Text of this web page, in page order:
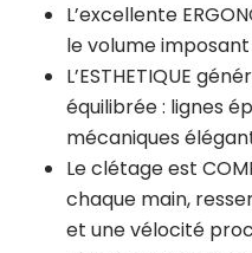
L’excellente
le volume
L’ESTHETIQUE
équilibrée : lignes
mécaniques
Le clétage est
chaque main,
et une vélocité